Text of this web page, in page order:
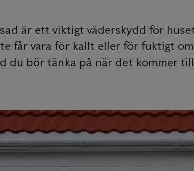
är ett viktigt väderskydd för
får vara för kallt eller för fuktigt
du bör tänka på när det kommer